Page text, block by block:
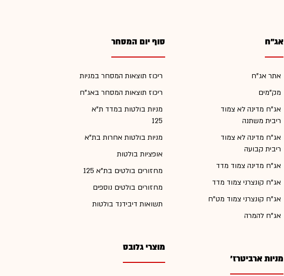
אג"ח
אתר אג"ח
מק"מים
אג"ח מדינה לא צמוד
ריבית משתנה
אג"ח מדינה לא צמוד
ריבית קבועה
אג"ח מדינה צמוד מדד
אג"ח קונצרני צמוד מדד
אג"ח קונצרני צמוד מט"ח
אג"ח להמרה
מניות ארביטרז'
סוף יום המסחר
ריכוז תוצאות המסחר במניות
ריכוז תוצאות המסחר באג"ח
מניות בולטות במדד ת"א
125
מניות בולטות אחרות בת"א
אופציות בולטות
מחזורים בולטים בת"א 125
מחזורים בולטים נוספים
תשואות דיבידנד בולטות
מוצרי גלובס